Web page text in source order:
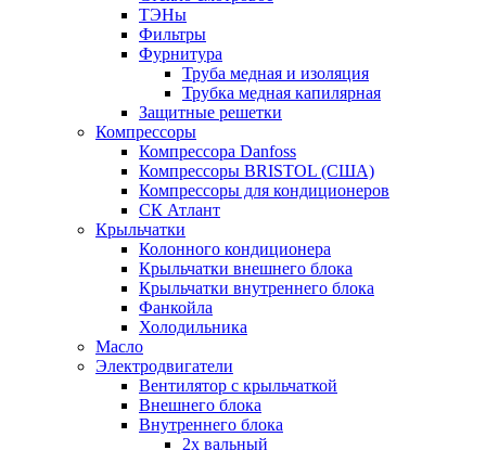
ТЭНы
Фильтры
Фурнитура
Труба медная и изоляция
Трубка медная капилярная
Защитные решетки
Компрессоры
Компрессора Danfoss
Компрессоры BRISTOL (США)
Компрессоры для кондиционеров
СК Атлант
Крыльчатки
Колонного кондиционера
Крыльчатки внешнего блока
Крыльчатки внутреннего блока
Фанкойла
Холодильника
Масло
Электродвигатели
Вентилятор с крыльчаткой
Внешнего блока
Внутреннего блока
2х вальный